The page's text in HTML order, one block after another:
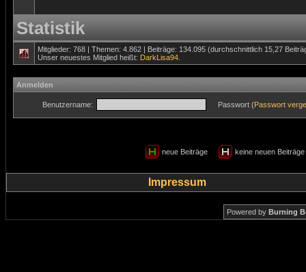
Statistik
Mitglieder: 768 | Themen: 4.862 | Beiträge: 134.095 (durchschnittlich 15,27
Unser neuestes Mitglied heißt: DarkLisa94
Anmelden
Benutzername: Passwort (Passwort
neue Beiträge keine neuen
Impressum
Powered by Burning